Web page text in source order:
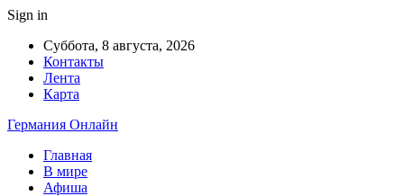
Sign in
Суббота, 8 августа, 2026
Контакты
Лента
Карта
Германия Онлайн
Главная
В мире
Афиша